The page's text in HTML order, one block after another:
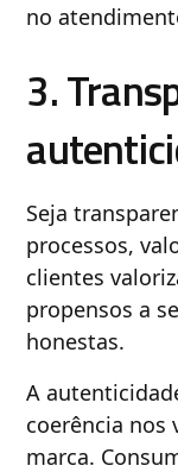
no
3.
Seja
processos,
clientes
propensos a
honestas.
A
coerência nos
marca.